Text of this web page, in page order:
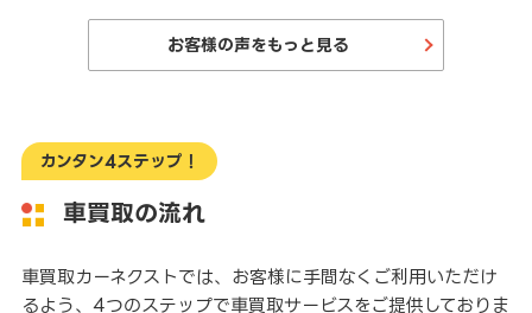
お客様の声をもっと見る
カンタン4ステップ！
車買取の流れ
車買取カーネクストでは、お客様に手間なくご利用いただけ
るよう、4つのステップで車買取サービスをご提供しておりま